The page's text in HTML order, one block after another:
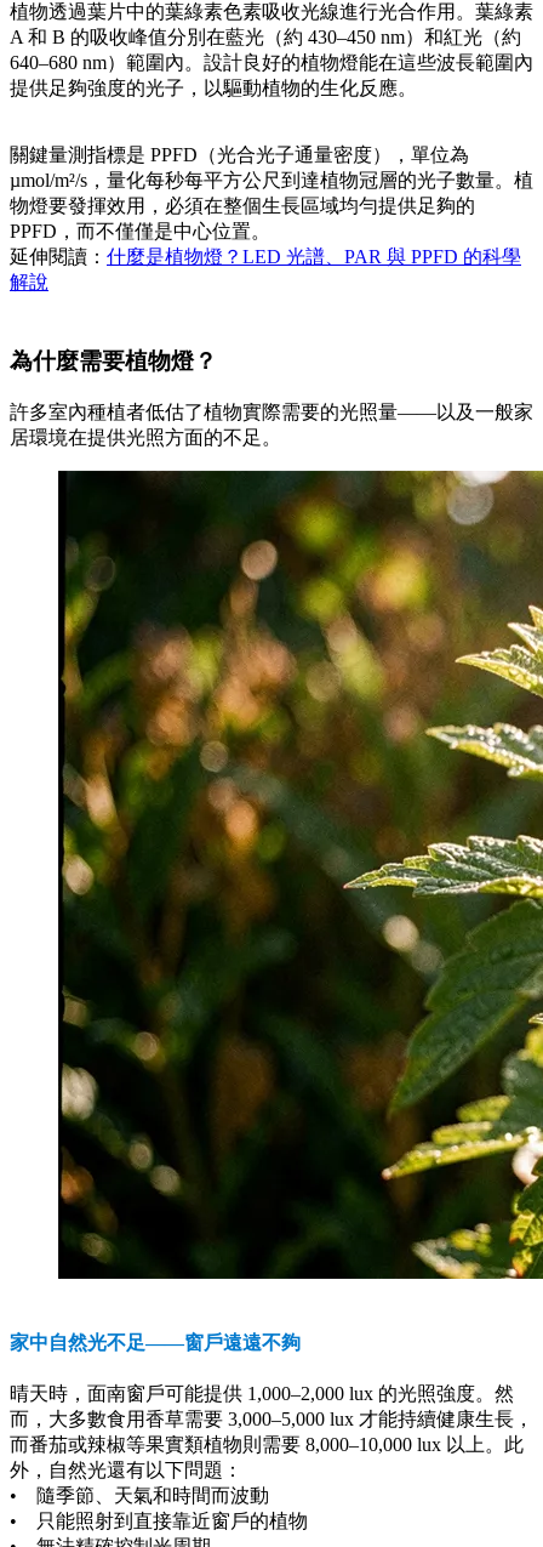
植物透過葉片中的葉綠素色素吸收光線進行光合作用。葉綠素
A 和 B 的吸收峰值分別在藍光（約 430–450 nm）和紅光（約
640–680 nm）範圍內。設計良好的植物燈能在這些波長範圍內
提供足夠強度的光子，以驅動植物的生化反應。
關鍵量測指標是 PPFD（光合光子通量密度），單位為
µmol/m²/s，量化每秒每平方公尺到達植物冠層的光子數量。植
物燈要發揮效用，必須在整個生長區域均勻提供足夠的
PPFD，而不僅僅是中心位置。
延伸閱讀： 什麼是植物燈？LED 光譜、PAR 與 PPFD 的科學
解說
為什麼需要植物燈？
許多室內種植者低估了植物實際需要的光照量——以及一般家
居環境在提供光照方面的不足。
家中自然光不足——窗戶遠遠不夠
晴天時，面南窗戶可能提供 1,000–2,000 lux 的光照強度。然
而，大多數食用香草需要 3,000–5,000 lux 才能持續健康生長，
而番茄或辣椒等果實類植物則需要 8,000–10,000 lux 以上。此
外，自然光還有以下問題：
• 隨季節、天氣和時間而波動
• 只能照射到直接靠近窗戶的植物